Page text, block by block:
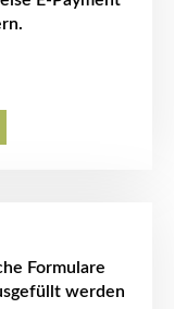
Formulare
werden